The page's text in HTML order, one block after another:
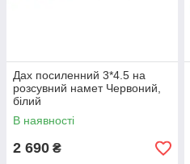
Дах посиленний 3*4.5 на
розсувний намет Червоний,
білий
В наявності
2 690 ₴